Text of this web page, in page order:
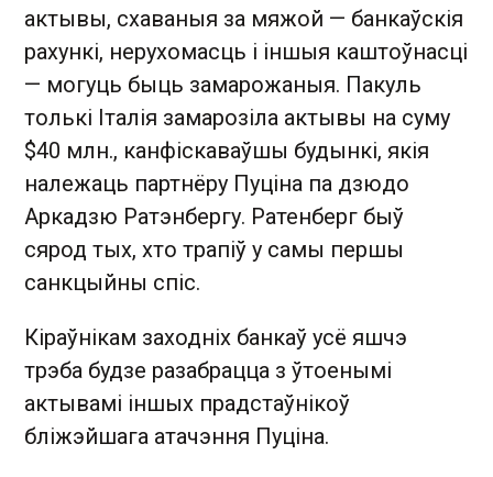
актывы, схаваныя за мяжой — банкаўскія
рахункі, нерухомасць і іншыя каштоўнасці
— могуць быць замарожаныя. Пакуль
толькі Італія замарозіла актывы на суму
$40 млн., канфіскаваўшы будынкі, якія
належаць партнёру Пуціна па дзюдо
Аркадзю Ратэнбергу. Ратенберг быў
сярод тых, хто трапіў у самы першы
санкцыйны спіс.
Кіраўнікам заходніх банкаў усё яшчэ
трэба будзе разабрацца з ўтоенымі
актывамі іншых прадстаўнікоў
бліжэйшага атачэння Пуціна.